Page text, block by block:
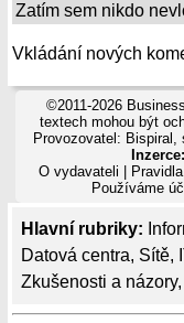
Hlavní rubriky:
Datová centra, Sítě,
Zkušenosti a názory,
Zatím sem nikdo
Vkládání nových
©2011-2026
textech mohou být
Provozovatel: Bispiral,
Inzerce:
O vydavateli
Používáme